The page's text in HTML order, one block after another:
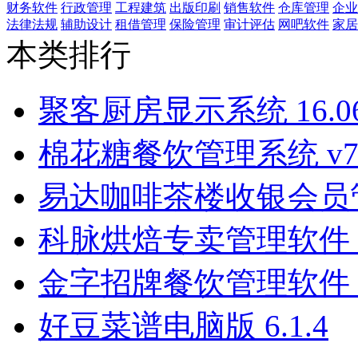
财务软件 行政管理 工程建筑 出版印刷 销售软件 仓库管理 企
法律法规 辅助设计 租借管理 保险管理 审计评估 网吧软件 家
本类排行
聚客厨房显示系统
棉花糖餐饮管理系统
易达咖啡茶楼收银会
科脉烘焙专卖管理软件
金字招牌餐饮管理软件
好豆菜谱电脑版 6.1.4